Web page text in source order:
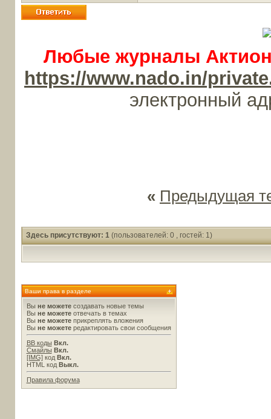
Любые журналы
https://www.nado.in/
электронный
« Предыдущая
Здесь присутствуют: 1 (пользователей: 0 , гостей: 1)
Ваши права в разделе
Вы не можетесоздавать новые темы
Вы не можетеотвечать в темах
Вы не можетеприкреплять вложения
Вы не можетередактировать свои сообщения
BB коды Вкл.
Смайлы Вкл.
[IMG]код Вкл.
HTML код Выкл.
Правила форума